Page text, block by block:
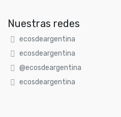
Nuestras redes
ecosdeargentina
ecosdeargentina
@ecosdeargentina
ecosdeargentina